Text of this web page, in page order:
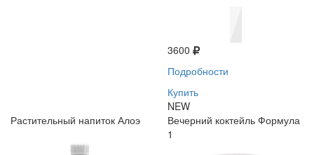
3600
Подробности
Купить
NEW
Растительный напиток Алоэ
Вечерний коктейль Формула
1